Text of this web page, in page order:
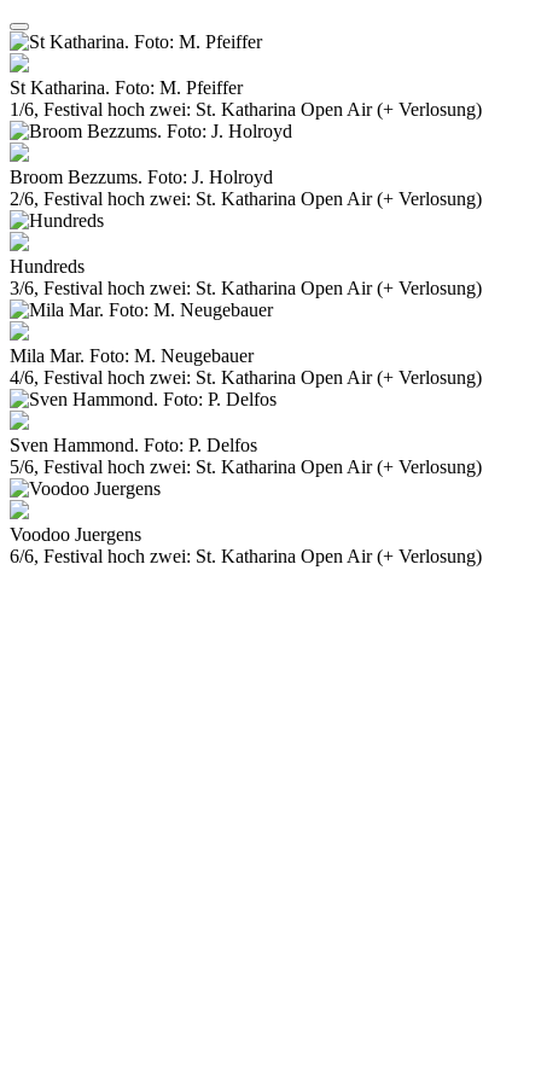
St Katharina. Foto: M. Pfeiffer
1/6, Festival hoch zwei: St. Katharina Open Air (+ Verlosung)
Broom Bezzums. Foto: J. Holroyd
2/6, Festival hoch zwei: St. Katharina Open Air (+ Verlosung)
Hundreds
3/6, Festival hoch zwei: St. Katharina Open Air (+ Verlosung)
Mila Mar. Foto: M. Neugebauer
4/6, Festival hoch zwei: St. Katharina Open Air (+ Verlosung)
Sven Hammond. Foto: P. Delfos
5/6, Festival hoch zwei: St. Katharina Open Air (+ Verlosung)
Voodoo Juergens
6/6, Festival hoch zwei: St. Katharina Open Air (+ Verlosung)